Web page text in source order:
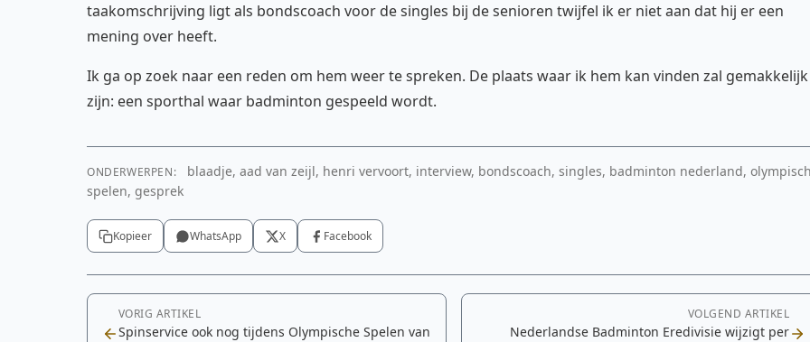
taakomschrijving ligt als bondscoach voor de singles bij de senioren twijfel ik er niet aan dat hij er een
mening over heeft.
Ik ga op zoek naar een reden om hem weer te spreken. De plaats waar ik hem kan vinden zal gemakkelijk
zijn: een sporthal waar badminton gespeeld wordt.
ONDERWERPEN:
blaadje, aad van zeijl, henri vervoort, interview, bondscoach, singles, badminton nederland,
spelen, gesprek
Kopieer WhatsApp X Facebook
VORIG ARTIKEL
Spinservice ook nog tijdens Olympische Spelen van
VOLGEND ARTIKEL
Nederlandse Badminton Eredivisie wijzigt per